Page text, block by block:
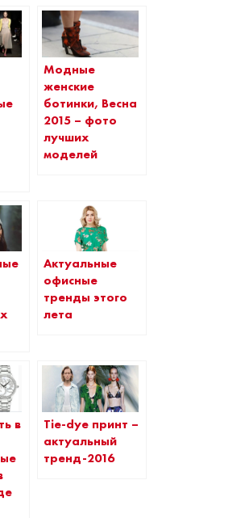
Модные
женские
ботинки, Весна
2015 – фото
лучших
моделей
Актуальные
офисные
тренды этого
лета
в
Tie-dye принт –
актуальный
тренд-2016